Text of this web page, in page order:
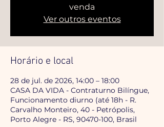
venda
Ver outros eventos
Horário e local
28 de jul. de 2026, 14:00 – 18:00
CASA DA VIDA - Contraturno Bilíngue,
Funcionamento diurno (até 18h - R.
Carvalho Monteiro, 40 - Petrópolis,
Porto Alegre - RS, 90470-100, Brasil